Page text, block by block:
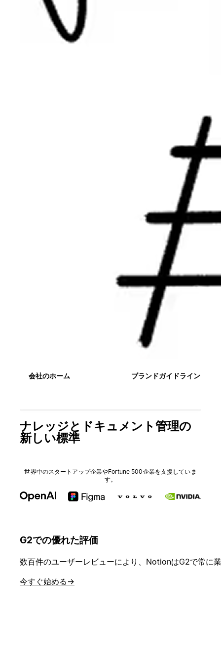
会社のホーム ブランドガイドライン
ナレッジとドキュメント管理の
新しい標準
世界中のスタートアップ企業やFortune 500企業を支援していま
す。
G2での優れた評価
数百件のユーザーレビューにより、NotionはG2で常に
今すぐ始める →